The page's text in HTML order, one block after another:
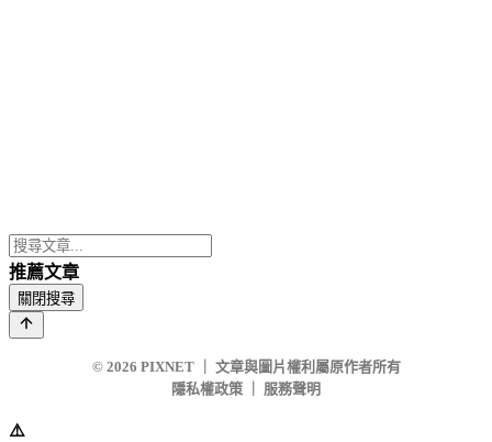
推薦文章
關閉搜尋
© 2026 PIXNET
文章與圖片權利屬原作者所有
隱私權政策
服務聲明
⚠️